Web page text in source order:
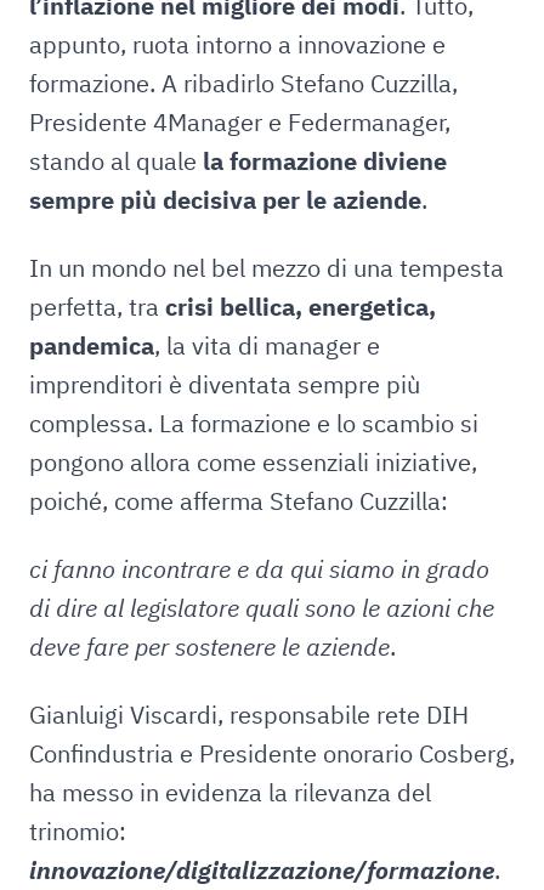
appunto, ruota intorno a innovazione e
formazione. A ribadirlo Stefano Cuzzilla,
Presidente 4Manager e Federmanager,
stando al quale la formazione diviene
sempre più decisiva per le aziende.
In un mondo nel bel mezzo di una tempesta
perfetta, tra crisi bellica, energetica,
pandemica, la vita di manager e
imprenditori è diventata sempre più
complessa. La formazione e lo scambio si
pongono allora come essenziali iniziative,
poiché, come afferma Stefano Cuzzilla:
ci fanno incontrare e da qui siamo in grado
di dire al legislatore quali sono le azioni che
deve fare per sostenere le aziende.
Gianluigi Viscardi, responsabile rete DIH
Confindustria e Presidente onorario Cosberg,
ha messo in evidenza la rilevanza del
trinomio:
innovazione/digitalizzazione/formazione.